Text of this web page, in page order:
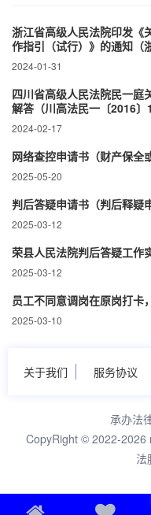
浙江省高级人民法院印发《
作指引（试行）》的通知（
2024-01-31
四川省高级人民法院民一庭
解答（川高法民一〔2016〕1
2024-02-17
网络查控申请书（财产保全
2025-05-20
判后答疑申请书（判后释疑
2025-03-12
荣县人民法院判后答疑工作
2025-03-12
员工不同意调岗在原岗打卡
2025-03-10
关于我们 服务协议
承办法
CopyRight © 2022-2026
法